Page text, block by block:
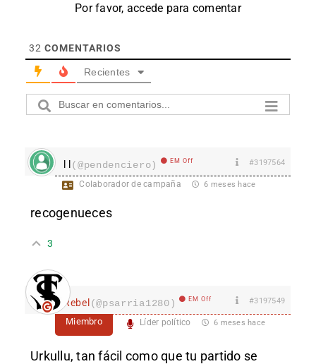
Por favor, accede para comentar
32 COMENTARIOS
Recientes
l l(@pendenciero) EM Off #3197564
Colaborador de campaña 6 meses hace
recogenueces
3
Rebel(@psarria1280) EM Off #3197549
Miembro Líder político 6 meses hace
Urkullu, tan fácil como que tu partido se